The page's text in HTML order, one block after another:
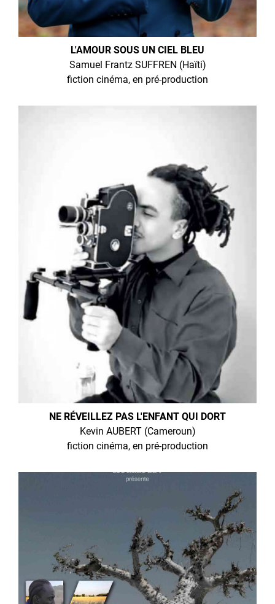
L'AMOUR SOUS UN CIEL BLEU
Samuel Frantz SUFFREN (Haïti)
fiction cinéma, en pré-production
NE RÉVEILLEZ PAS L'ENFANT QUI DORT
Kevin AUBERT (Cameroun)
fiction cinéma, en pré-production